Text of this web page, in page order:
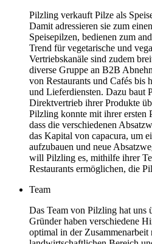
Pilzling verkauft Pilze als
Damit adressieren sie zum
Speisepilzen, bedienen zum
Trend für vegetarische und
Vertriebskanäle sind zudem
diverse Gruppe an B2B
von Restaurants und Cafés bis
und Lieferdiensten. Dazu baut
Direktvertrieb ihrer Produkte
Pilzling konnte mit ihrer
dass die verschiedenen
das Kapital von capacura, um
aufzubauen und neue
will Pilzling es, mithilfe ihrer
Restaurants ermöglichen, die
Team
Das Team von Pilzling hat uns
Gründer haben verschiedene
optimal in der